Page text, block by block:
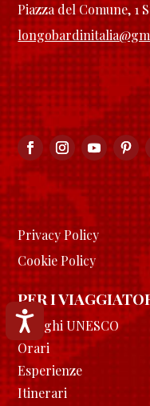
Accessibilità
Piazza del Comune, 1
Privacy Policy
Cookie Policy
PER I
I luoghi UNESCO
Orari
Esperienze
Itinerari